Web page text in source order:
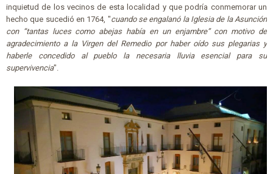
inquietud de los vecinos de esta localidad y que podría conmemorar un
hecho que sucedió en 1764, "cuando se engalanó la Iglesia de la Asunción
con “tantas luces como abejas había en un enjambre” con motivo de
agradecimiento a la Virgen del Remedio por haber oído sus plegarias y
haberle concedido al pueblo la necesaria lluvia esencial para su
supervivencia".